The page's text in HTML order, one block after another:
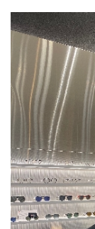
상황만이 나를
괜찮습니다. 저
모두 이뤘는데
상당히 커졌고,
정체성에까지
과정들이 오히
잊고 있던 유학
결과를 만들어
선로전환기와
일이라도 or 아
시작하세요!혹
계시다면 자기
것입니다. 그
인지시켜주고
체력측정사로
복학을 한 2020
비대면으로 진
상황이었습니
의심과 궁금증
궁금증을 해소
파고들기로 마
활동하게 되었
행사들을 페이
통해 진행하였
모아 40일간의
혼자 여행을 하
선택을 고민하
제공하며 책임
너무나도 멋있
저는 대학교에
매 순간 최선을
백석대학교 홍
적극적으로 학
노력했습니다.
방문, 수시 정시
활동들을 달마
사진 촬영이 가